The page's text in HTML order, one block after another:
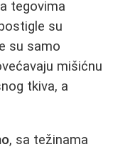
tegovima
su
su samo
mišićnu
tkiva, a
, sa težinama